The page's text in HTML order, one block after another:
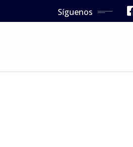
Síguenos